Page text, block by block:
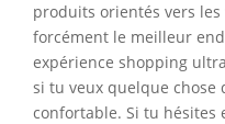
produits orientés vers les
forcément le meilleur
expérience shopping
si tu veux quelque chose
confortable. Si tu hésites